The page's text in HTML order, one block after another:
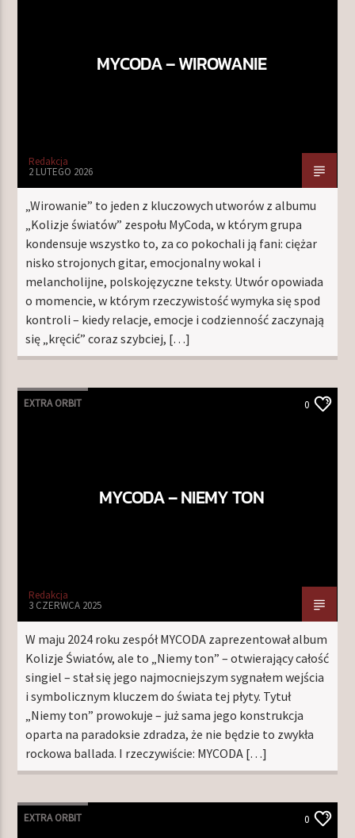
TERAZ W RAMÓWCE
CENTRUM WYNALAZKÓW
20:00 22:00
Radio Orbit
MYCODA – WIROWANIE
Redakcja
2 LUTEGO 2026
„Wirowanie” to jeden z kluczowych utworów z albumu
„Kolizje światów” zespołu MyCoda, w którym grupa
kondensuje wszystko to, za co pokochali ją fani: ciężar
nisko strojonych gitar, emocjonalny wokal i
melancholijne, polskojęzyczne teksty. Utwór opowiada
o momencie, w którym rzeczywistość wymyka się spod
kontroli – kiedy relacje, emocje i codzienność zaczynają
się „kręcić” coraz szybciej, […]
EXTRA ORBIT 0
MYCODA – NIEMY TON
Redakcja
3 CZERWCA 2025
W maju 2024 roku zespół MYCODA zaprezentował album
Kolizje Światów, ale to „Niemy ton” – otwierający całość
singiel – stał się jego najmocniejszym sygnałem wejścia
i symbolicznym kluczem do świata tej płyty. Tytuł
„Niemy ton” prowokuje – już sama jego konstrukcja
oparta na paradoksie zdradza, że nie będzie to zwykła
rockowa ballada. I rzeczywiście: MYCODA […]
EXTRA ORBIT 0